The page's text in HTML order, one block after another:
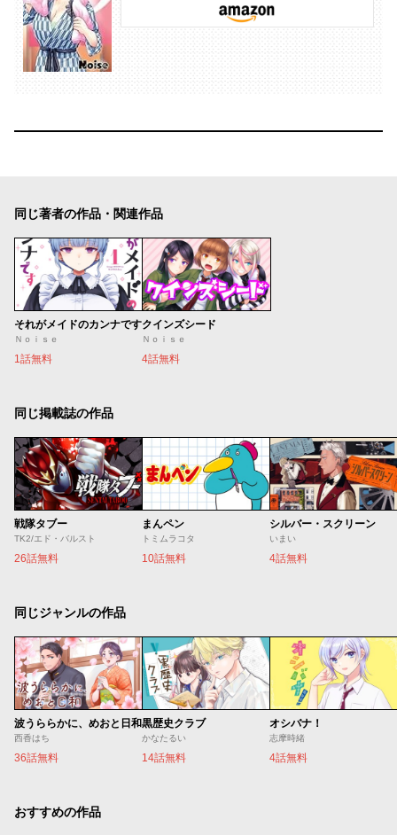
同じ著者の作品・関連作品
それがメイドのカンナです
Ｎｏｉｓｅ
1話無料
クインズシード
Ｎｏｉｓｅ
4話無料
同じ掲載誌の作品
戦隊タブー
TK2/エド・バルスト
26話無料
まんペン
トミムラコタ
10話無料
シルバー・スクリーン
いまい
4話無料
同じジャンルの作品
波うららかに、めおと日和
西香はち
36話無料
黒歴史クラブ
かなたるい
14話無料
オシバナ！
志摩時緒
4話無料
おすすめの作品